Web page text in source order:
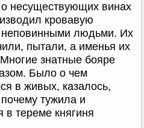
несуществующих винах
кровавую
неповинными людьми. Их
пытали, а именья их
знатные бояре
Было о чем
в живых, казалось,
тужила и
в тереме княгиня